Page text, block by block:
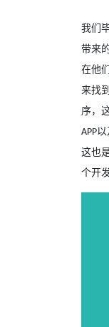
我们
带来
在他
来找
序，
APP
这也
个开